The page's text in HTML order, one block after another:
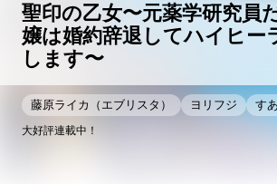
聖印の乙女〜元薬学研究員
嬢は婚約辞退してハイヒー
します〜
藤原ライカ（エブリスタ） ヨリフジ す
大好評連載中！